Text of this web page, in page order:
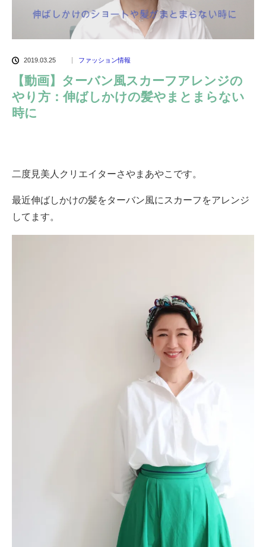
2019.03.25 ファッション情報
【動画】ターバン風スカーフアレンジの
やり方：伸ばしかけの髪やまとまらない
時に
二度見美人クリエイターさやまあやこです。
最近伸ばしかけの髪をターバン風にスカーフをアレンジ
してます。